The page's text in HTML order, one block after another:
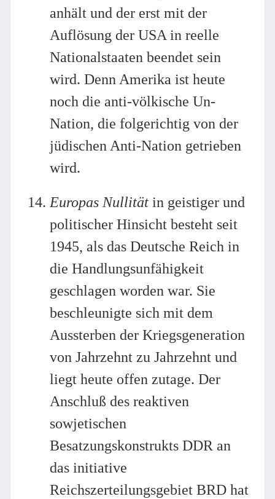
anhält und der erst mit der
Auflösung der USA in reelle
Nationalstaaten beendet sein
wird. Denn Amerika ist heute
noch die anti-völkische Un-
Nation, die folgerichtig von der
jüdischen Anti-Nation getrieben
wird.
Europas Nullität in geistiger und
politischer Hinsicht besteht seit
1945, als das Deutsche Reich in
die Handlungsunfähigkeit
geschlagen worden war. Sie
beschleunigte sich mit dem
Aussterben der Kriegsgeneration
von Jahrzehnt zu Jahrzehnt und
liegt heute offen zutage. Der
Anschluß des reaktiven
sowjetischen
Besatzungskonstrukts DDR an
das initiative
Reichszerteilungsgebiet BRD hat